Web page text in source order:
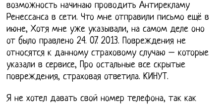
возможность начинаю проводить Антирекламу
Ренессанса в сети. Что мне отправили письмо ещё в
июне, Хотя мне уже указывали, на самом деле оно
от было правлено 24. 07. 2013. Повреждения не
относятся к данному страховому случаю – которые
указали в сервисе, Про остальные все скрытые
повреждения, страховая ответила. КИНУТ.
Я не хотел давать свой номер телефона, так как